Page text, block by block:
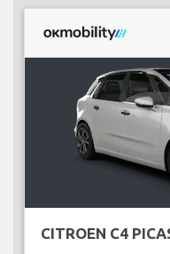
CITROEN C4